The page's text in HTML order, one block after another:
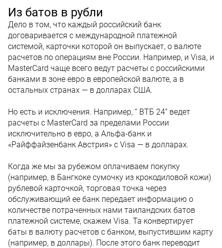
Из батов в рубли
Дело в том, что каждый российский банк
договаривается с международной платежной
системой, карточки которой он выпускает, о валюте
расчетов по операциям вне России. Например, и Visa, и
MasterCard чаще всего ведут расчеты с российскими
банками в зоне евро в европейской валюте, а в
остальных странах — в долларах США.
Но есть и исключения. Например, “ ВТБ 24” ведет
расчеты с MasterCard за пределами России
исключительно в евро, а Альфа-банк и
«Райффайзенбанк Австрия» с Visa — в долларах.
Когда же мы за рубежом оплачиваем покупку
(например, в Бангкоке сумочку из крокодиловой кожи)
рублевой карточкой, торговая точка через
обслуживающий ее банк передает информацию о
количестве потраченных нами таиландских батов
платежной системе, скажем Visa. Та конвертирует
баты в валюту расчетов с банком, выпустившим карту
(например, в доллары). После этого банк переводит